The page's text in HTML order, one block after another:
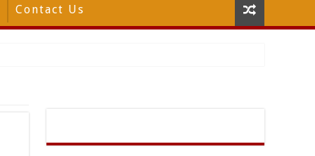
Contact Us